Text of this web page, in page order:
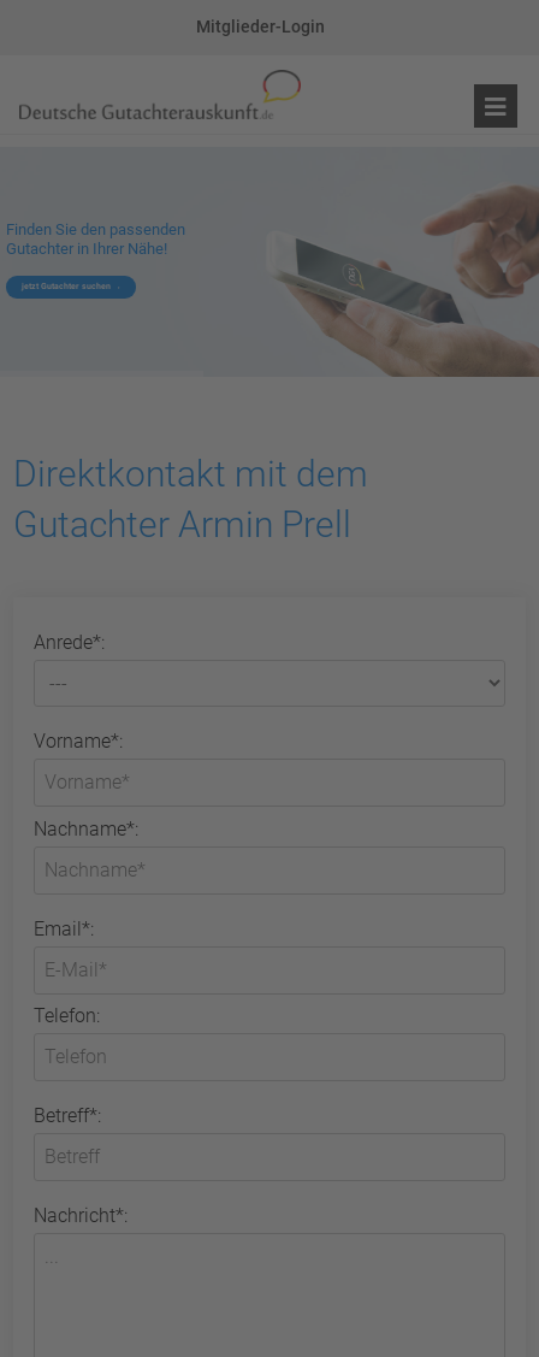
Mitglieder-Login
Finden Sie den passenden
Gutachter in Ihrer Nähe!
jetzt Gutachter suchen
Direktkontakt mit dem
Gutachter Armin Prell
Anrede*:
Vorname*:
Nachname*:
Email*:
Telefon:
Betreff*:
Nachricht*: